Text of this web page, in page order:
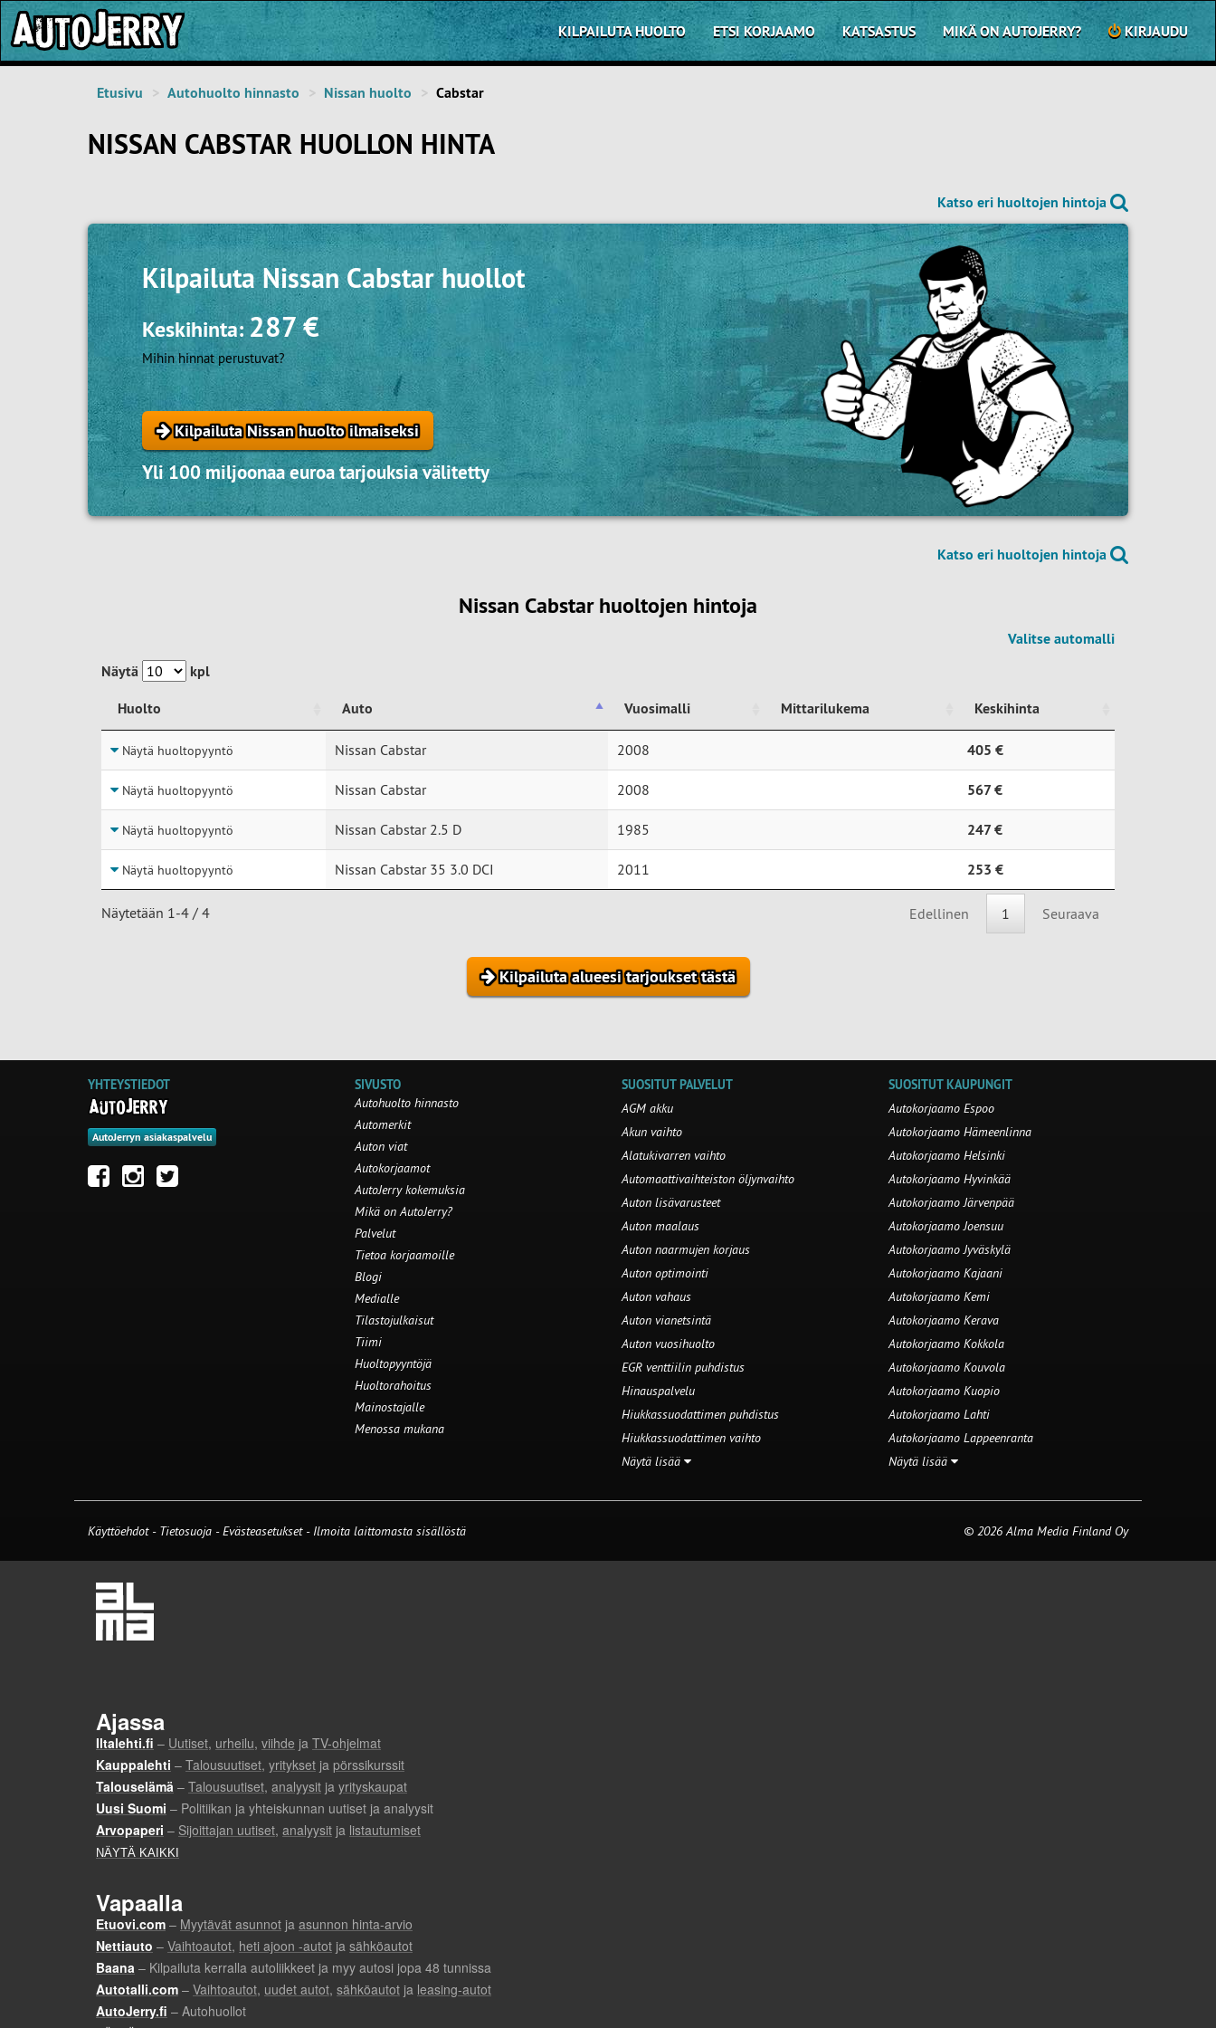
KILPAILUTA HUOLTO ETSI KORJAAMO KATSASTUS MIKÄ ON AUTOJERRY? KIRJAUDU
Etusivu Autohuolto hinnasto Nissan huolto Cabstar
NISSAN CABSTAR HUOLLON HINTA
Katso eri huoltojen hintoja
KilpailutaNissan Cabstar huollot
Keskihinta: 287 €
Mihin hinnat perustuvat?
Kilpailuta Nissan huolto ilmaiseksi
Yli 100 miljoonaa euroa tarjouksia välitetty
Katso eri huoltojen hintoja
Nissan Cabstar huoltojen hintoja
Valitse automalli
Näytä
kpl
Huolto
Auto Vuosimalli Mittarilukema
Keskihinta
Huolto
Auto Vuosimalli Keskihinta
Näytä huoltopyyntö Nissan Cabstar 2008 405 €
Näytä huoltopyyntö Nissan Cabstar 2008 567 €
Näytä huoltopyyntö Nissan Cabstar 2.5 D 1985 247 €
Näytä huoltopyyntö Nissan Cabstar 35 3.0 DCI 2011 253 €
Näytetään 1-4 / 4 Edellinen 1 Seuraava
Kilpailuta alueesi tarjoukset tästä
YHTEYSTIEDOT
AutoJerryn asiakaspalvelu
SIVUSTO
Autohuolto hinnasto
Automerkit
Auton viat
Autokorjaamot
AutoJerry kokemuksia
Mikä on AutoJerry?
Palvelut
Tietoa korjaamoille
Blogi
Medialle
Tilastojulkaisut
Tiimi
Huoltopyyntöjä
Huoltorahoitus
Mainostajalle
Menossa mukana
SUOSITUT PALVELUT
AGM akku
Akun vaihto
Alatukivarren vaihto
Automaattivaihteiston öljynvaihto
Auton lisävarusteet
Auton maalaus
Auton naarmujen korjaus
Auton optimointi
Auton vahaus
Auton vianetsintä
Auton vuosihuolto
EGR venttiilin puhdistus
Hinauspalvelu
Hiukkassuodattimen puhdistus
Hiukkassuodattimen vaihto
Näytä lisää
SUOSITUT KAUPUNGIT
Autokorjaamo Espoo
Autokorjaamo Hämeenlinna
Autokorjaamo Helsinki
Autokorjaamo Hyvinkää
Autokorjaamo Järvenpää
Autokorjaamo Joensuu
Autokorjaamo Jyväskylä
Autokorjaamo Kajaani
Autokorjaamo Kemi
Autokorjaamo Kerava
Autokorjaamo Kokkola
Autokorjaamo Kouvola
Autokorjaamo Kuopio
Autokorjaamo Lahti
Autokorjaamo Lappeenranta
Näytä lisää
Käyttöehdot - Tietosuoja -Evästeasetukset- Ilmoita laittomasta sisällöstä © 2026 Alma Media Finland Oy